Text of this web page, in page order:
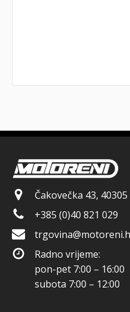
Čakovečka 43,
+385 (0)40 821 029
Radno vrijeme:
pon-pet 7:00 – 16:00
subota 7:00 – 12:00